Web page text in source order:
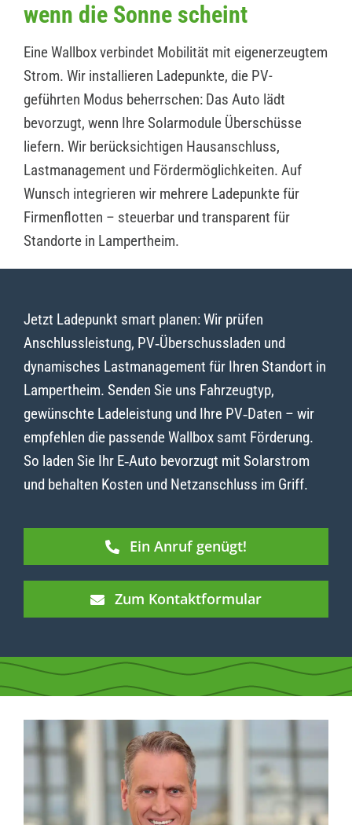
wenn die Sonne scheint
Eine Wallbox verbindet Mobilität mit eigenerzeugtem
Strom. Wir installieren Ladepunkte, die PV-
geführten Modus beherrschen: Das Auto lädt
bevorzugt, wenn Ihre Solarmodule Überschüsse
liefern. Wir berücksichtigen Hausanschluss,
Lastmanagement und Fördermöglichkeiten. Auf
Wunsch integrieren wir mehrere Ladepunkte für
Firmenflotten – steuerbar und transparent für
Standorte in Lampertheim.
Jetzt Ladepunkt smart planen: Wir prüfen
Anschlussleistung, PV‑Überschussladen und
dynamisches Lastmanagement für Ihren Standort in
Lampertheim. Senden Sie uns Fahrzeugtyp,
gewünschte Ladeleistung und Ihre PV‑Daten – wir
empfehlen die passende Wallbox samt Förderung.
So laden Sie Ihr E‑Auto bevorzugt mit Solarstrom
und behalten Kosten und Netzanschluss im Griff.
Ein Anruf genügt!
Zum Kontaktformular